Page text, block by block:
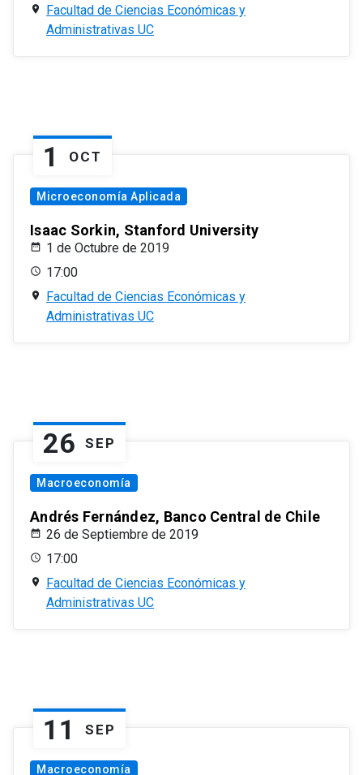
Facultad de Ciencias Económicas y
Administrativas UC
1 OCT
Microeconomía Aplicada
Isaac Sorkin, Stanford University
1 de Octubre de 2019
17:00
Facultad de Ciencias Económicas y
Administrativas UC
26 SEP
Macroeconomía
Andrés Fernández, Banco Central de Chile
26 de Septiembre de 2019
17:00
Facultad de Ciencias Económicas y
Administrativas UC
11 SEP
Macroeconomía